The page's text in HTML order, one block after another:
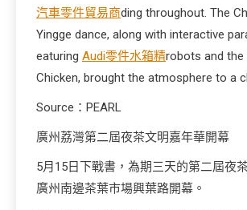
汽車零件貿易商ding throughout. The
Yingge dance, along with interactive
eaturing Audi零件水箱精robots and the
Chicken, brought the atmosphere to a
Source：PEARL
廣州荔灣第二屆夜茶文明嘉年華開幕
5月15日下戰書，為期三天的第二屆夜
廣州南邊茶葉市場興葉路開幕。